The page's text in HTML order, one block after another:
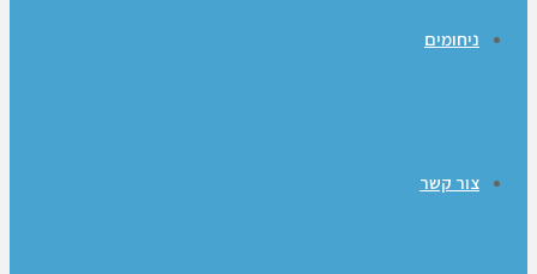
ניחומים
צור קשר